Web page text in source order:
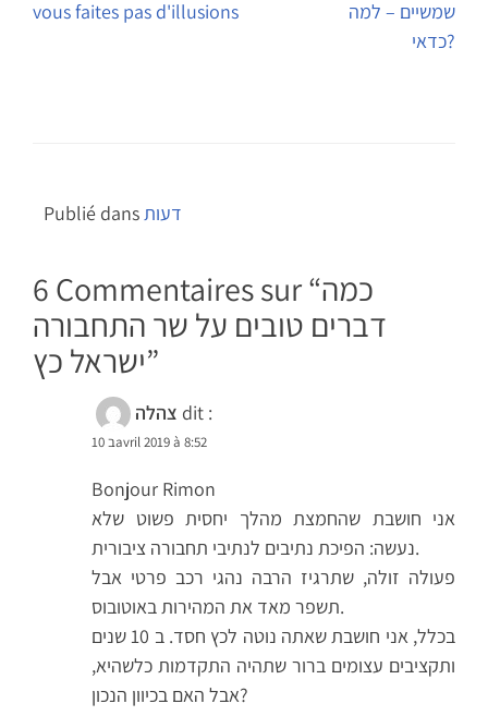
vous faites pas d'illusions
שמשיים – למה
כדאי?
Publié dansדעות
6 Commentaires sur “כמה
דברים טובים על שר התחבורה
ישראל כץ”
צהלה dit :
10 בavril 2019 à 8:52
Bonjour Rimon
אני חושבת שהחמצת מהלך יחסית פשוט שלא
נעשה: הפיכת נתיבים לנתיבי תחבורה ציבורית.
פעולה זולה, שתרגיז הרבה נהגי רכב פרטי אבל
תשפר מאד את המהירות באוטובוס.
בכלל, אני חושבת שאתה נוטה לכץ חסד. ב 10 שנים
ותקציבים עצומים ברור שתהיה התקדמות כלשהיא,
אבל האם בכיוון הנכון?